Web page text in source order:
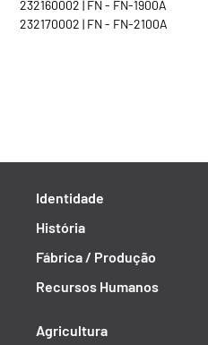
232160002 | FN - FN-1900A
232170002 | FN - FN-2100A
Identidade
História
Fábrica / Produção
Recursos Humanos
Agricultura